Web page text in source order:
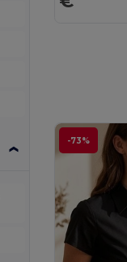
-73%